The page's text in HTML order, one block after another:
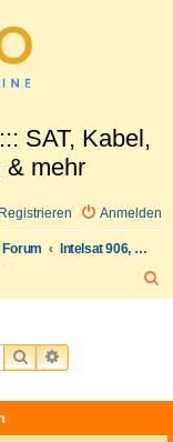
SAT, Kabel,
& mehr
Anmelden
Registrieren
Intelsat 906, 64,2°Ost
SUCHEERWEITERTE